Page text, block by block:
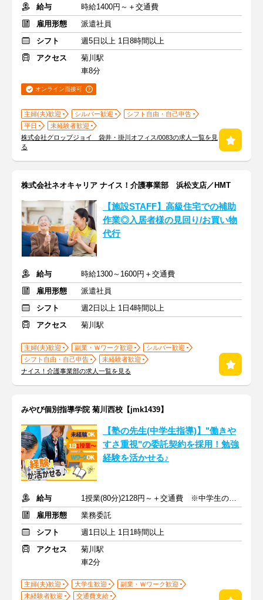
給与
時給1400円～＋交通費
雇用形態
派遣社員
シフト
週5日以上 1日8時間以上
アクセス
菊川駅
車8分
オンライン面接可
主婦(夫)歓迎 シルバー歓迎
シフト自由・自己申告
平日
未経験者歓迎
株式会社グロップジョイ 袋井・掛川オフィス/0083の求人一覧を見
る
株式会社ネオキャリア ナイス！介護事業部 浜松支店／HMT
【施設STAFF】高級住宅での補助
作業◎入居者様の見回り/お買い物
代行
給与
時給1300～1600円＋交通費
雇用形態
派遣社員
シフト
週2日以上 1日4時間以上
アクセス
菊川駅
主婦(夫)歓迎 副業・Ｗワーク歓迎
シルバー歓迎
シフト自由・自己申告
未経験者歓迎
ナイス！介護事業部の求人一覧を見る
みやび個別指導学院 菊川西校【jmk1439】
【塾の先生(中学生指導)】"働きや
すさ重視"の委託契約を採用！勉強
経験を活かせる♪
給与
1授業(80分)2128円～＋交通費 ※中学生の場合
雇用形態
業務委託
シフト
週1日以上 1日1時間以上
アクセス
菊川駅
車2分
主婦(夫)歓迎 大学生歓迎
副業・Ｗワーク歓迎
未経験者歓迎
交通費支給